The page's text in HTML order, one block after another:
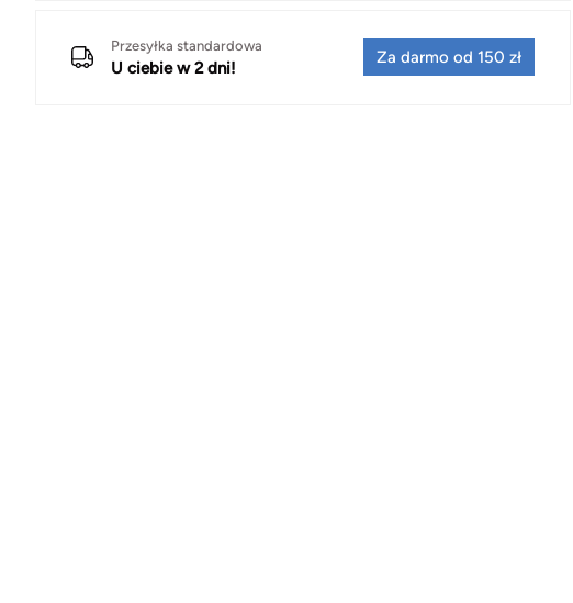
Przesyłka standardowa
U ciebie w 2 dni!
Za darmo od 150 zł